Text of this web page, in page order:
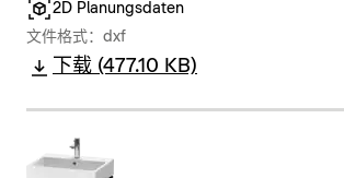
2D Planungsdaten
文件格式：dxf
下载 (477.10 KB)